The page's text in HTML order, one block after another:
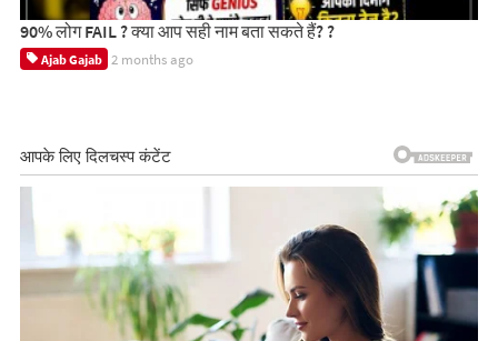
90% लोग FAIL ? क्या आप सही नाम बता सकते हैं? ?
Ajab Gajab 2 months ago